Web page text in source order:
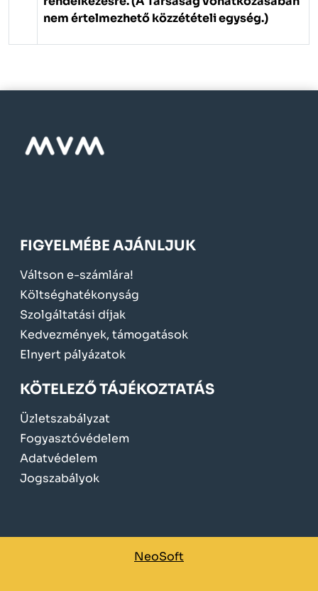
nem értelmezhető közzétételi egység.)
FIGYELMÉBE AJÁNLJUK
Váltson e-számlára!
Költséghatékonyság
Szolgáltatási díjak
Kedvezmények, támogatások
Elnyert pályázatok
KÖTELEZŐ TÁJÉKOZTATÁS
Üzletszabályzat
Fogyasztóvédelem
Adatvédelem
Jogszabályok
NeoSoft